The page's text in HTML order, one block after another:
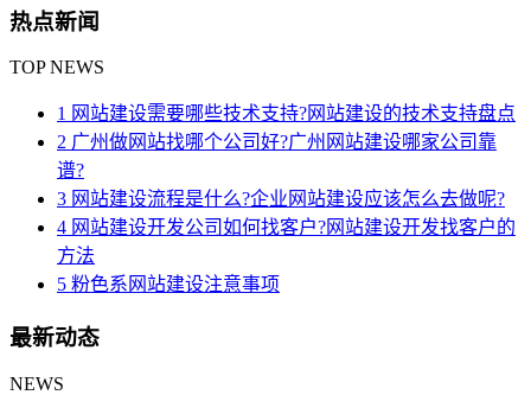
热点新闻
TOP NEWS
1 网站建设需要哪些技术支持?网站建设的技术支持盘点
2 广州做网站找哪个公司好?广州网站建设哪家公司靠
谱?
3 网站建设流程是什么?企业网站建设应该怎么去做呢?
4 网站建设开发公司如何找客户?网站建设开发找客户的
方法
5 粉色系网站建设注意事项
最新动态
NEWS